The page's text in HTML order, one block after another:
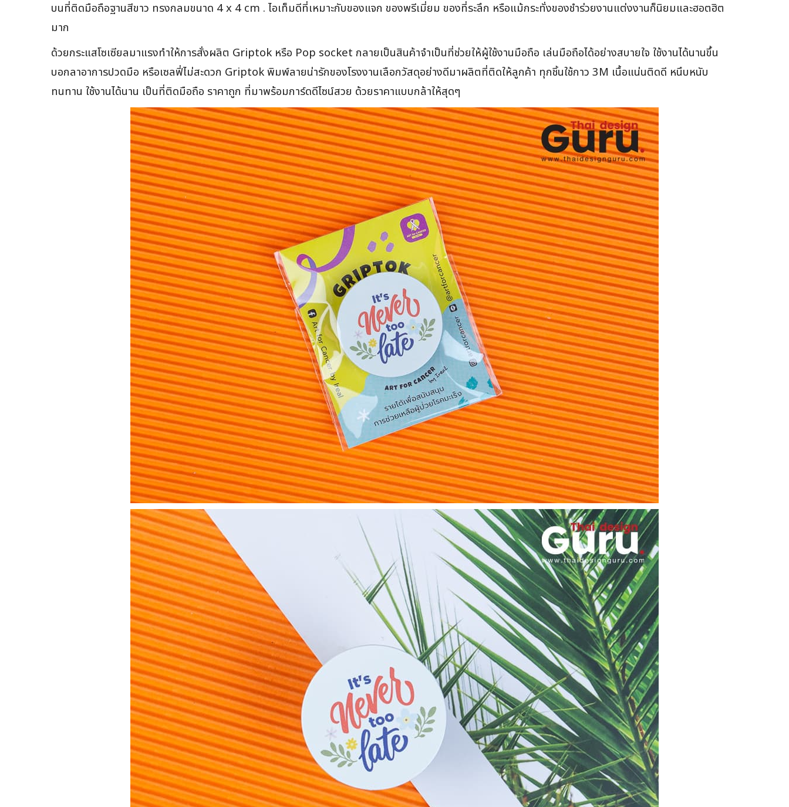
บนที่ติดมือถือฐานสีขาว ทรงกลมขนาด 4 x 4 cm . ไอเท็มดีที่เหมาะกับของแจก ของพรีเมี่ยม ของที่ระลึก หรือแม้กระทั่งของชำร่วยงานแต่งงานก็นิยมและฮอตฮิต
มาก
ด้วยกระแสโซเซียลมาแรงทำให้การสั่งผลิต Griptok หรือ Pop socket กลายเป็นสินค้าจำเป็นที่ช่วยให้ผู้ใช้งานมือถือ เล่นมือถือได้อย่างสบายใจ ใช้งานได้นานขึ้น
บอกลาอาการปวดมือ หรือเซลฟี่ไม่สะดวก Griptok พิมพ์ลายน่ารักของโรงงานเลือกวัสดุอย่างดีมาผลิตที่ติดให้ลูกค้า ทุกชิ้นใช้กาว 3M เนื้อแน่นติดดี หนึบหนับ
ทนทาน ใช้งานได้นาน เป็นที่ติดมือถือ ราคาถูก ที่มาพร้อมการ์ดดีไซน์สวย ด้วยราคาแบบกล้าให้สุดๆ